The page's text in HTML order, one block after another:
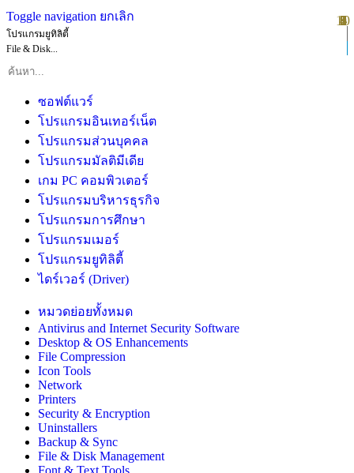
Toggle navigation ยกเลิก
โปรแกรมยูทิลิตี้
File & Disk...
ซอฟต์แวร์
โปรแกรมอินเทอร์เน็ต
โปรแกรมส่วนบุคคล
โปรแกรมมัลติมีเดีย
เกม PC คอมพิวเตอร์
โปรแกรมบริหารธุรกิจ
โปรแกรมการศึกษา
โปรแกรมเมอร์
โปรแกรมยูทิลิตี้
ไดร์เวอร์ (Driver)
หมวดย่อยทั้งหมด
Antivirus and Internet Security Software
Desktop & OS Enhancements
File Compression
Icon Tools
Network
Printers
Security & Encryption
Uninstallers
Backup & Sync
File & Disk Management
Font & Text Tools
1
2
3
4
5
6
7
8
9
10